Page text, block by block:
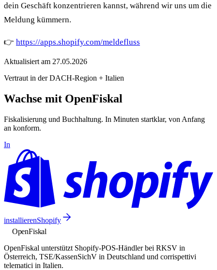
dein Geschäft konzentrieren kannst, während wir uns um die
Meldung kümmern.
👉 https://apps.shopify.com/meldefluss
Aktualisiert am 27.05.2026
Vertraut in der DACH-Region + Italien
Wachse mit OpenFiskal
Fiskalisierung und Buchhaltung. In Minuten startklar, von Anfang
an konform.
In
installierenShopify
OpenFiskal
OpenFiskal unterstützt Shopify-POS-Händler bei RKSV in
Österreich, TSE/KassenSichV in Deutschland und corrispettivi
telematici in Italien.